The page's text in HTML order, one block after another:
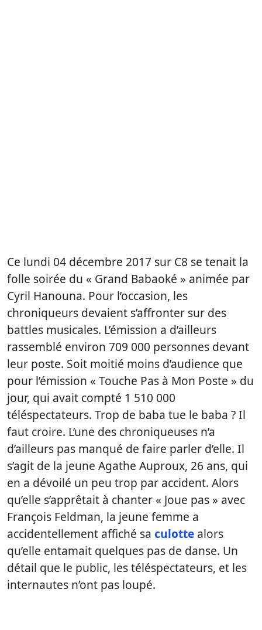
Ce lundi 04 décembre 2017 sur C8 se tenait la
folle soirée du « Grand Babaoké » animée par
Cyril Hanouna. Pour l’occasion, les
chroniqueurs devaient s’affronter sur des
battles musicales. L’émission a d’ailleurs
rassemblé environ 709 000 personnes devant
leur poste. Soit moitié moins d’audience que
pour l’émission « Touche Pas à Mon Poste » du
jour, qui avait compté 1 510 000
téléspectateurs. Trop de baba tue le baba ? Il
faut croire. L’une des chroniqueuses n’a
d’ailleurs pas manqué de faire parler d’elle. Il
s’agit de la jeune Agathe Auproux, 26 ans, qui
en a dévoilé un peu trop par accident. Alors
qu’elle s’apprêtait à chanter « Joue pas » avec
François Feldman, la jeune femme a
accidentellement affiché sa culotte alors
qu’elle entamait quelques pas de danse. Un
détail que le public, les téléspectateurs, et les
internautes n’ont pas loupé.